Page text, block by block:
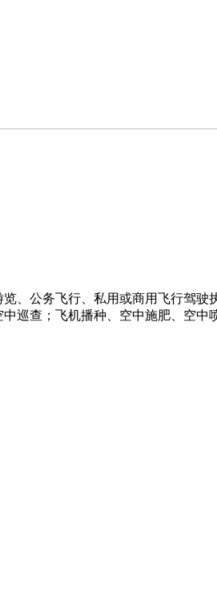
、公务飞行、私用或商用飞行驾
巡查；飞机播种、空中施肥、空中